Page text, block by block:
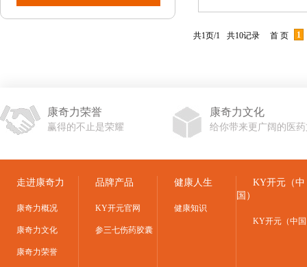
共1页/1 共10记录 首 页 1
康奇力荣誉
赢得的不止是荣耀
康奇力文化
给你带来更广阔的医
走进康奇力
康奇力概况
康奇力文化
康奇力荣誉
品牌产品
KY开元官网
参三七伤药胶囊
健康人生
健康知识
KY开元（中
国）
KY开元（中